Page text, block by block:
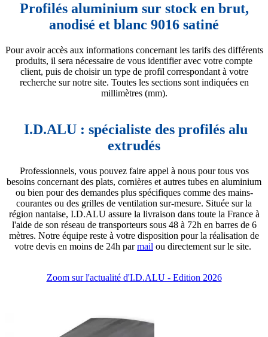
Profilés aluminium sur stock en brut,
anodisé et blanc 9016 satiné
Pour avoir accès aux informations concernant les tarifs des différents
produits, il sera nécessaire de vous identifier avec votre compte
client, puis de choisir un type de profil correspondant à votre
recherche sur notre site. Toutes les sections sont indiquées en
millimètres (mm).
I.D.ALU : spécialiste des profilés alu
extrudés
Professionnels, vous pouvez faire appel à nous pour tous vos
besoins concernant des plats, cornières et autres tubes en aluminium
ou bien pour des demandes plus spécifiques comme des mains-
courantes ou des grilles de ventilation sur-mesure. Située sur la
région nantaise, I.D.ALU assure la livraison dans toute la France à
l'aide de son réseau de transporteurs sous 48 à 72h en barres de 6
mètres. Notre équipe reste à votre disposition pour la réalisation de
votre devis en moins de 24h parmail ou directement sur le site.
Zoom sur l'actualité d'I.D.ALU - Edition 2026